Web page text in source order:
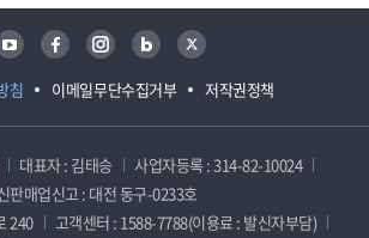
침 이메일무단수집거부 저작권정책
유튜브 페이스북 인스타그램 블로그 트위터
대표자 : 김태승
사업자등록 : 314-82-10024
판매업신고 : 대전 동구-0233호
240
고객센터 : 1588-7788(이용료 : 발신자부담)